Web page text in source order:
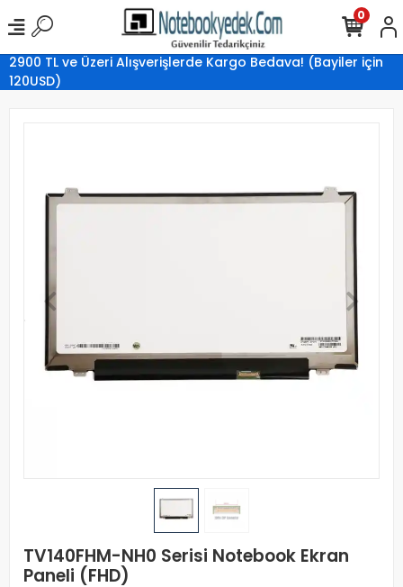
2900 TL ve Üzeri Alışverişlerde Kargo Bedava! (Bayiler için
120USD)
0
TV140FHM-NH0 Serisi Notebook Ekran
Paneli (FHD)